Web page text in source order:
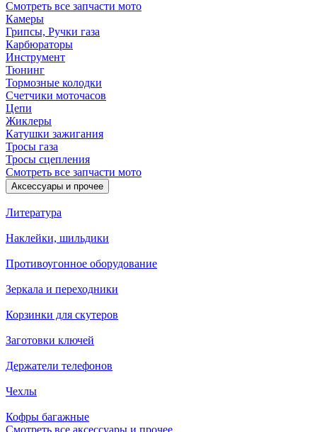
Смотреть все запчасти мото
Камеры
Грипсы, Ручки газа
Карбюраторы
Инструмент
Тюнинг
Тормозные колодки
Счетчики моточасов
Цепи
Жиклеры
Катушки зажигания
Тросы газа
Тросы сцепления
Смотреть все запчасти мото
Аксессуары и прочее
Литература
Наклейки, шильдики
Противоугонное оборудование
Зеркала и переходники
Корзинки для скутеров
Заготовки ключей
Держатели телефонов
Чехлы
Кофры багажные